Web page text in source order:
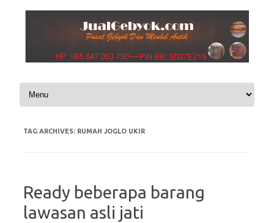
Skip to content
TAG ARCHIVES: RUMAH JOGLO UKIR
Ready beberapa barang
lawasan asli jati